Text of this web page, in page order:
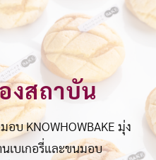
งสถาบัน
อบ KNOWHOWBAKE มุ่ง
เบเกอรี่และขนมอบ